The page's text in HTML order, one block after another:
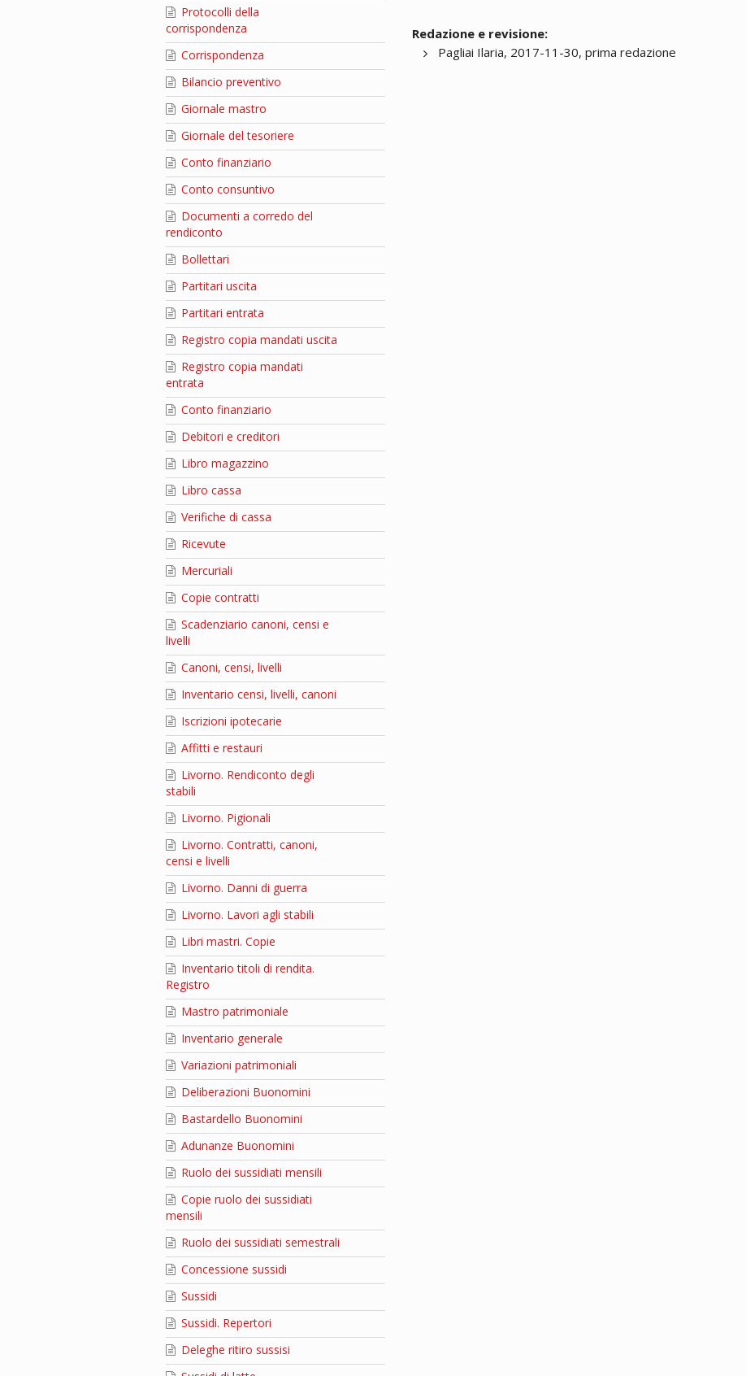
Protocolli della
corrispondenza
Corrispondenza
Bilancio preventivo
Giornale mastro
Giornale del tesoriere
Conto finanziario
Conto consuntivo
Documenti a corredo del
rendiconto
Bollettari
Partitari uscita
Partitari entrata
Registro copia mandati uscita
Registro copia mandati
entrata
Conto finanziario
Debitori e creditori
Libro magazzino
Libro cassa
Verifiche di cassa
Ricevute
Mercuriali
Copie contratti
Scadenziario canoni, censi e
livelli
Canoni, censi, livelli
Inventario censi, livelli, canoni
Iscrizioni ipotecarie
Affitti e restauri
Livorno. Rendiconto degli
stabili
Livorno. Pigionali
Livorno. Contratti, canoni,
censi e livelli
Livorno. Danni di guerra
Livorno. Lavori agli stabili
Libri mastri. Copie
Inventario titoli di rendita.
Registro
Mastro patrimoniale
Inventario generale
Variazioni patrimoniali
Deliberazioni Buonomini
Bastardello Buonomini
Adunanze Buonomini
Ruolo dei sussidiati mensili
Copie ruolo dei sussidiati
mensili
Ruolo dei sussidiati semestrali
Concessione sussidi
Sussidi
Sussidi. Repertori
Deleghe ritiro sussisi
Redazione e revisione:
Pagliai Ilaria, 2017-11-30, prima redazione